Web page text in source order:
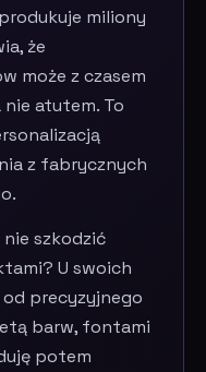
miliony
że
może z czasem
atutem. To
z fabrycznych
szkodzić
U swoich
precyzyjnego
barw, fontami
potem